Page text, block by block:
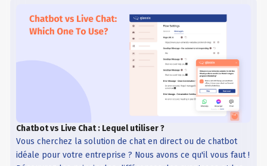
Chatbot vs Live Chat : Lequel utiliser ?
Vous cherchez la solution de chat en direct ou de chatbot
idéale pour votre entreprise ? Nous avons ce qu'il vous faut !